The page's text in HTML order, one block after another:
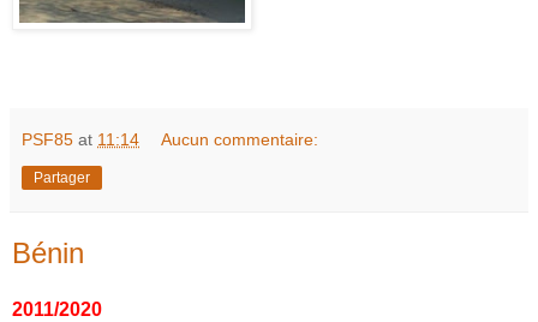
PSF85 at 11:14 Aucun commentaire:
Partager
Bénin
2011/2020